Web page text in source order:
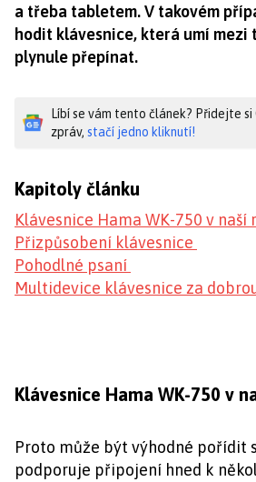
a třeba tabletem. V takovém
hodit klávesnice, která umí mezi
plynule přepínat.
Líbí se vám tento článek? Přidejte si
zpráv, stačí jedno kliknutí!
Kapitoly článku
Klávesnice Hama WK-750 v naší
Přizpůsobení klávesnice
Pohodlné psaní
Multidevice klávesnice za
Klávesnice Hama WK-750 v
Proto může být výhodné pořídit
podporuje připojení hned k